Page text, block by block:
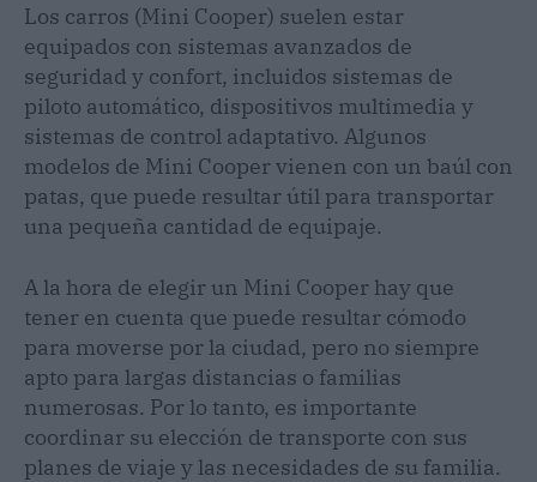
Los carros (Mini Cooper) suelen estar
equipados con sistemas avanzados de
seguridad y confort, incluidos sistemas de
piloto automático, dispositivos multimedia y
sistemas de control adaptativo. Algunos
modelos de Mini Cooper vienen con un baúl con
patas, que puede resultar útil para transportar
una pequeña cantidad de equipaje.
A la hora de elegir un Mini Cooper hay que
tener en cuenta que puede resultar cómodo
para moverse por la ciudad, pero no siempre
apto para largas distancias o familias
numerosas. Por lo tanto, es importante
coordinar su elección de transporte con sus
planes de viaje y las necesidades de su familia.